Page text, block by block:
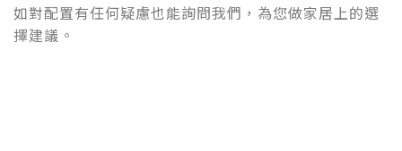
如對配置有任何疑慮也能詢問我們，為您做家居上的選
擇建議。